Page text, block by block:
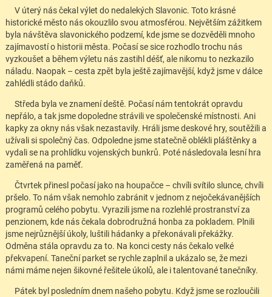
V úterý nás čekal výlet do nedalekých Slavonic. Toto krásné
historické město nás okouzlilo svou atmosférou. Největším zážitkem
byla návštěva slavonického podzemí, kde jsme se dozvěděli mnoho
zajímavostí o historii města. Počasí se sice rozhodlo trochu nás
vyzkoušet a během výletu nás zastihl déšť, ale nikomu to nezkazilo
náladu. Naopak – cesta zpět byla ještě zajímavější, když jsme v dálce
zahlédli stádo daňků.
Středa byla ve znamení deště. Počasí nám tentokrát opravdu
nepřálo, a tak jsme dopoledne strávili ve společenské místnosti. Ani
kapky za okny nás však nezastavily. Hráli jsme deskové hry, soutěžili a
užívali si společný čas. Odpoledne jsme statečně oblékli pláštěnky a
vydali se na prohlídku vojenských bunkrů. Poté následovala lesní hra
zaměřená na paměť.
Čtvrtek přinesl počasí jako na houpačce – chvíli svítilo slunce, chvíli
pršelo. To nám však nemohlo zabránit v jednom z nejočekávanějších
programů celého pobytu. Vyrazili jsme na rozlehlé prostranství za
penzionem, kde nás čekala dobrodružná honba za pokladem. Plnili
jsme nejrůznější úkoly, luštili hádanky a překonávali překážky.
Odměna stála opravdu za to. Na konci cesty nás čekalo velké
překvapení. Taneční parket se rychle zaplnil a ukázalo se, že mezi
námi máme nejen šikovné řešitele úkolů, ale i talentované tanečníky.
Pátek byl posledním dnem našeho pobytu. Když jsme se rozloučili